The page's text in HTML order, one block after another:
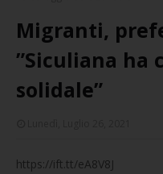
Migranti,
”Siculiana ha
solidale”
https://ift.tt/eA8V8J